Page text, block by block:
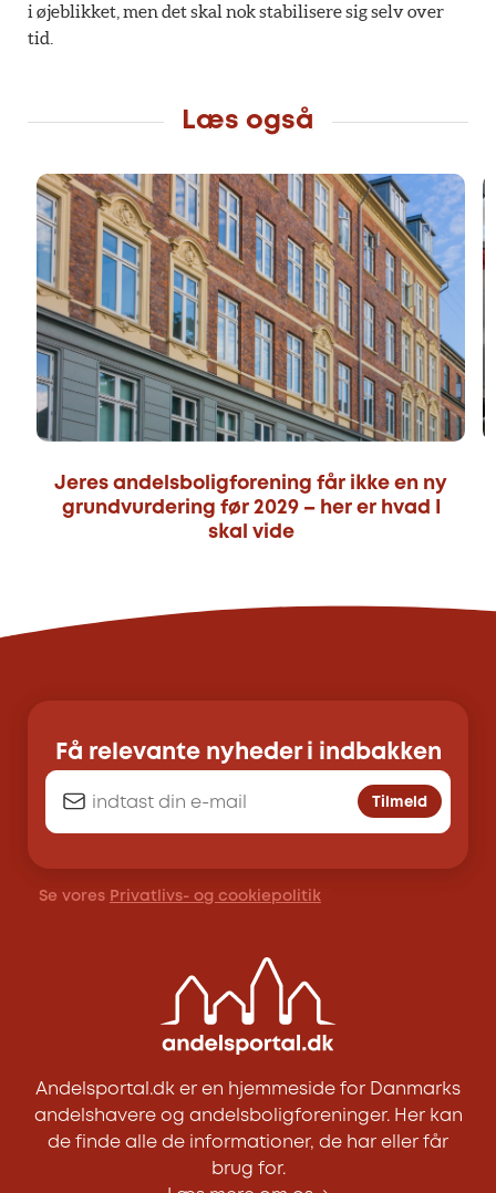
i øjeblikket, men det skal nok stabilisere sig selv over
tid.
Læs også
Jeres andelsboligforening får ikke en ny
grundvurdering før 2029 – her er hvad I
skal vide
Få relevante nyheder i indbakken
Tilmeld
Se vores Privatlivs- og cookiepolitik
Andelsportal.dk er en hjemmeside for Danmarks
andelshavere og andelsboligforeninger. Her kan
de finde alle de informationer, de har eller får
brug for.